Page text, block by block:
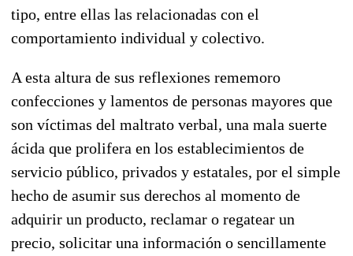
tipo, entre ellas las relacionadas con el
comportamiento individual y colectivo.
A esta altura de sus reflexiones rememoro
confecciones y lamentos de personas mayores que
son víctimas del maltrato verbal, una mala suerte
ácida que prolifera en los establecimientos de
servicio público, privados y estatales, por el simple
hecho de asumir sus derechos al momento de
adquirir un producto, reclamar o regatear un
precio, solicitar una información o sencillamente